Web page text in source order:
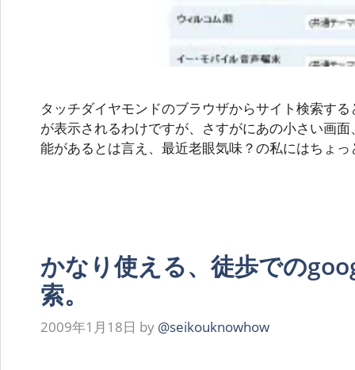
タッチダイヤモンドのブラウザからサイト検索す
が表示されるわけですが、さすがにあの小さい画
能があるとは言え、最近老眼気味？の私にはちょっ
かなり使える、徒歩での
索。
2009年1月18日 by @seikouknowhow